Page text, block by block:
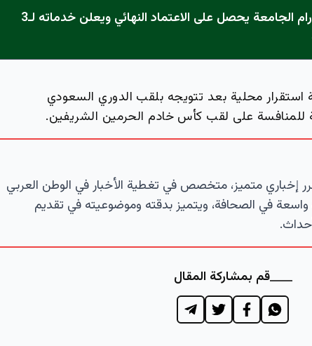
عاجل: القناة تنطلق... مركز أورام الجامعة يحصل على الاعتماد النهائي ويعلن خدماته لـ3
استقرار محلية بعد تتويجه بلقب الدوري السعودي
للمنافسة على لقب كأس خادم الحرمين الشريفين.
إخباري متميز، متخصص في تغطية الأخبار في الوطن العربي
واسعة في الصحافة، ويتميز بدقته وموضوعيته في تقديم
قم بمشاركة المقال